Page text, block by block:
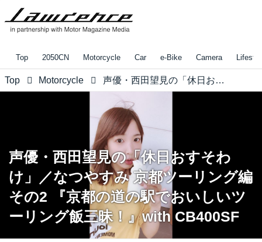
Top 2050CN Motorcycle Car e-Bike Camera
Top Motorcycle 声優・西田望見の「休日おすそわけ」／なつやすみ 京都ツーリング編 その2 『京都の道の駅でおいしいツーリング飯三昧！』with CB400SF
声優・西田望見の「休日おすそわ
け」／なつやすみ 京都ツーリング編
その2 『京都の道の駅でおいしいツ
ーリング飯三昧！』with CB400SF